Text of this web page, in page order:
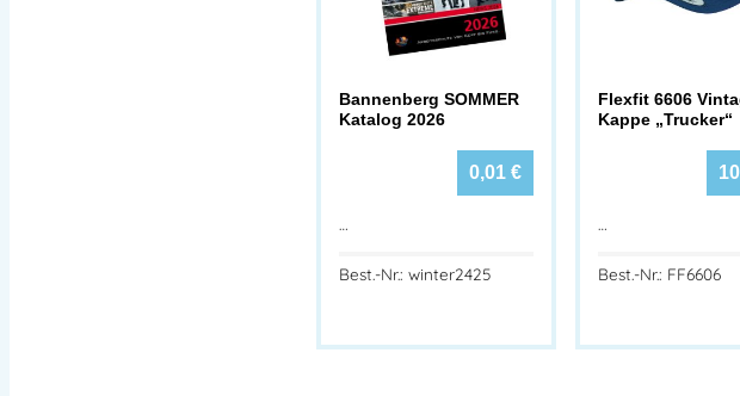
Bannenberg SOMMER
Katalog 2026
0,01€
…
Best.-Nr.: winter2425
Flexfit 6606
Kappe „Trucker“
…
Best.-Nr.: FF6606